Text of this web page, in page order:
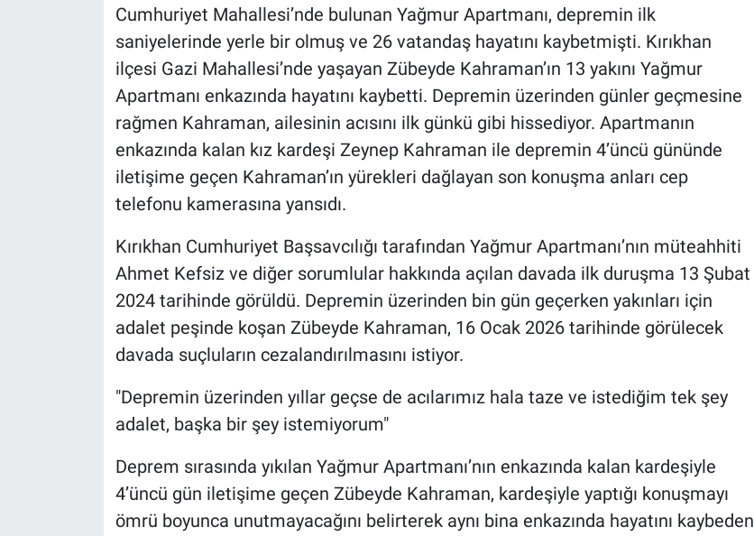
Cumhuriyet Mahallesi’nde bulunan Yağmur Apartmanı, depremin ilk
saniyelerinde yerle bir olmuş ve 26 vatandaş hayatını kaybetmişti. Kırıkhan
ilçesi Gazi Mahallesi’nde yaşayan Zübeyde Kahraman’ın 13 yakını Yağmur
Apartmanı enkazında hayatını kaybetti. Depremin üzerinden günler geçmesine
rağmen Kahraman, ailesinin acısını ilk günkü gibi hissediyor. Apartmanın
enkazında kalan kız kardeşi Zeynep Kahraman ile depremin 4’üncü gününde
iletişime geçen Kahraman’ın yürekleri dağlayan son konuşma anları cep
telefonu kamerasına yansıdı.
Kırıkhan Cumhuriyet Başsavcılığı tarafından Yağmur Apartmanı’nın müteahhiti
Ahmet Kefsiz ve diğer sorumlular hakkında açılan davada ilk duruşma 13 Şubat
2024 tarihinde görüldü. Depremin üzerinden bin gün geçerken yakınları için
adalet peşinde koşan Zübeyde Kahraman, 16 Ocak 2026 tarihinde görülecek
davada suçluların cezalandırılmasını istiyor.
"Depremin üzerinden yıllar geçse de acılarımız hala taze ve istediğim tek şey
adalet, başka bir şey istemiyorum"
Deprem sırasında yıkılan Yağmur Apartmanı’nın enkazında kalan kardeşiyle
4’üncü gün iletişime geçen Zübeyde Kahraman, kardeşiyle yaptığı konuşmayı
ömrü boyunca unutmayacağını belirterek aynı bina enkazında hayatını kaybeden